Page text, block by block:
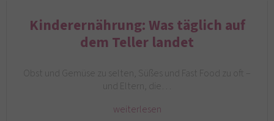
Kinderernährung: Was täglich auf
dem Teller landet
Obst und Gemüse zu selten, Süßes und Fast Food zu oft –
und Eltern, die…
weiterlesen